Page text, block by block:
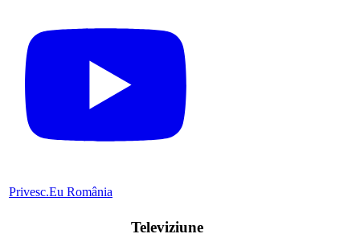
Privesc.Eu România
Televiziune